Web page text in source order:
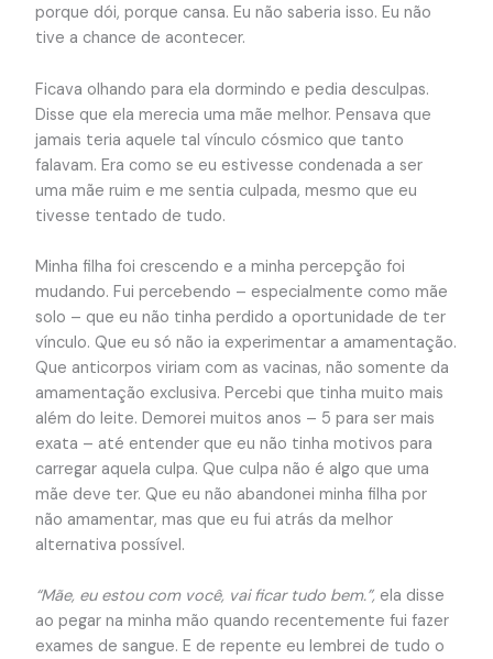
porque dói, porque cansa. Eu não saberia isso. Eu não
tive a chance de acontecer.
Ficava olhando para ela dormindo e pedia desculpas.
Disse que ela merecia uma mãe melhor. Pensava que
jamais teria aquele tal vínculo cósmico que tanto
falavam. Era como se eu estivesse condenada a ser
uma mãe ruim e me sentia culpada, mesmo que eu
tivesse tentado de tudo.
Minha filha foi crescendo e a minha percepção foi
mudando. Fui percebendo – especialmente como mãe
solo – que eu não tinha perdido a oportunidade de ter
vínculo. Que eu só não ia experimentar a amamentação.
Que anticorpos viriam com as vacinas, não somente da
amamentação exclusiva. Percebi que tinha muito mais
além do leite. Demorei muitos anos – 5 para ser mais
exata – até entender que eu não tinha motivos para
carregar aquela culpa. Que culpa não é algo que uma
mãe deve ter. Que eu não abandonei minha filha por
não amamentar, mas que eu fui atrás da melhor
alternativa possível.
“Mãe, eu estou com você, vai ficar tudo bem.”, ela disse
ao pegar na minha mão quando recentemente fui fazer
exames de sangue. E de repente eu lembrei de tudo o